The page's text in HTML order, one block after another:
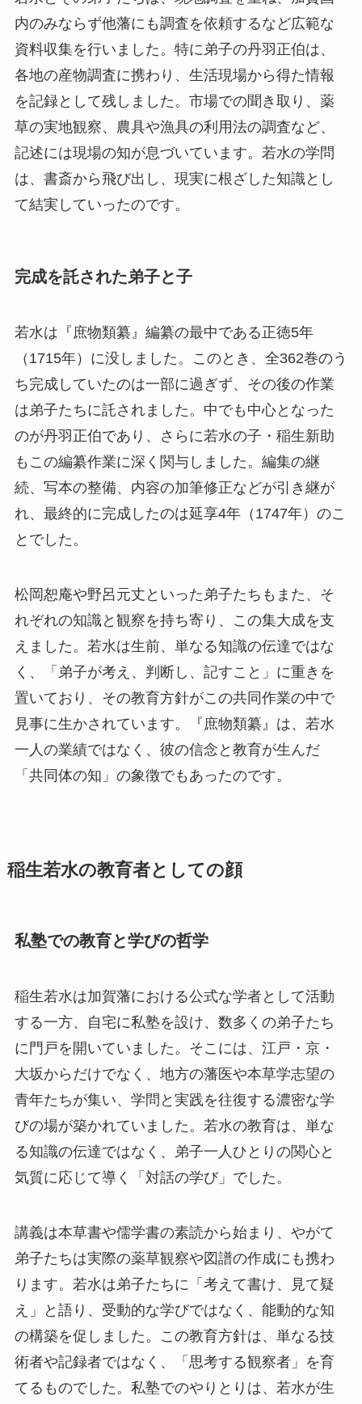
内のみならず他藩にも調査を依頼するなど広範な
資料収集を行いました。特に弟子の丹羽正伯は、
各地の産物調査に携わり、生活現場から得た情報
を記録として残しました。市場での聞き取り、薬
草の実地観察、農具や漁具の利用法の調査など、
記述には現場の知が息づいています。若水の学問
は、書斎から飛び出し、現実に根ざした知識とし
て結実していったのです。
完成を託された弟子と子
若水は『庶物類纂』編纂の最中である正徳5年
（1715年）に没しました。このとき、全362巻のう
ち完成していたのは一部に過ぎず、その後の作業
は弟子たちに託されました。中でも中心となった
のが丹羽正伯であり、さらに若水の子・稲生新助
もこの編纂作業に深く関与しました。編集の継
続、写本の整備、内容の加筆修正などが引き継が
れ、最終的に完成したのは延享4年（1747年）のこ
とでした。
松岡恕庵や野呂元丈といった弟子たちもまた、そ
れぞれの知識と観察を持ち寄り、この集大成を支
えました。若水は生前、単なる知識の伝達ではな
く、「弟子が考え、判断し、記すこと」に重きを
置いており、その教育方針がこの共同作業の中で
見事に生かされています。『庶物類纂』は、若水
一人の業績ではなく、彼の信念と教育が生んだ
「共同体の知」の象徴でもあったのです。
稲生若水の教育者としての顔
私塾での教育と学びの哲学
稲生若水は加賀藩における公式な学者として活動
する一方、自宅に私塾を設け、数多くの弟子たち
に門戸を開いていました。そこには、江戸・京・
大坂からだけでなく、地方の藩医や本草学志望の
青年たちが集い、学問と実践を往復する濃密な学
びの場が築かれていました。若水の教育は、単な
る知識の伝達ではなく、弟子一人ひとりの関心と
気質に応じて導く「対話の学び」でした。
講義は本草書や儒学書の素読から始まり、やがて
弟子たちは実際の薬草観察や図譜の作成にも携わ
ります。若水は弟子たちに「考えて書け、見て疑
え」と語り、受動的な学びではなく、能動的な知
の構築を促しました。この教育方針は、単なる技
術者や記録者ではなく、「思考する観察者」を育
てるものでした。私塾でのやりとりは、若水が生